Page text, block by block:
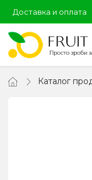
Доставка и оплата
Каталог